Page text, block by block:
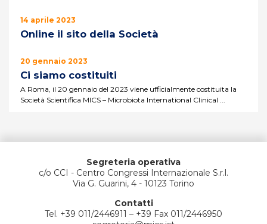
14 aprile 2023
Online il sito della Società
20 gennaio 2023
Ci siamo costituiti
A Roma, il 20 gennaio del 2023 viene ufficialmente costituita la
Società Scientifica MICS – Microbiota International Clinical ...
Segreteria operativa
c/o CCI - Centro Congressi Internazionale S.r.l.
Via G. Guarini, 4 - 10123 Torino
Contatti
Tel. +39 011/2446911 – +39 Fax 011/2446950